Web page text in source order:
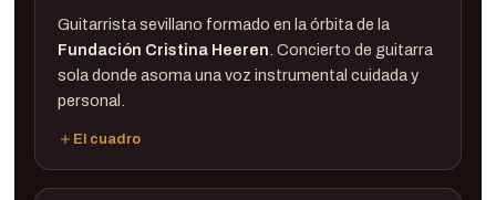
Guitarrista sevillano formado en la órbita de la
Fundación Cristina Heeren . Concierto de guitarra
sola donde asoma una voz instrumental cuidada y
personal.
El cuadro
Guitarra · Álvaro Moreno